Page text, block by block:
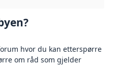
hvor du kan etterspørre
om råd som gjelder